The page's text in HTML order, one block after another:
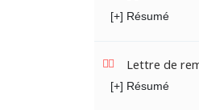
[+] Résumé
Lettre de
[+] Résumé